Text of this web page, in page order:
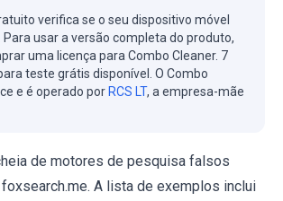
verifica se o seu dispositivo móvel
usar a versão completa do produto,
uma licença para Combo Cleaner. 7
teste grátis disponível. O Combo
e é operado por RCS LT, a empresa-mãe
de motores de pesquisa falsos
A lista de exemplos inclui